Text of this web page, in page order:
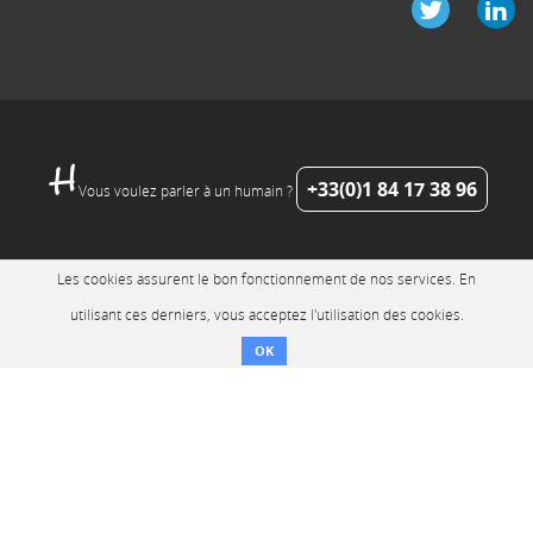
Vous voulez parler à un humain ? +33(0)1 84 17 38 96
Les cookies assurent le bon fonctionnement de nos services. En
utilisant ces derniers, vous acceptez l'utilisation des cookies.
OK